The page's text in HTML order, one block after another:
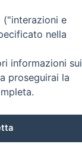
Policy
("interazioni e
nella
informazioni sui
proseguirai la